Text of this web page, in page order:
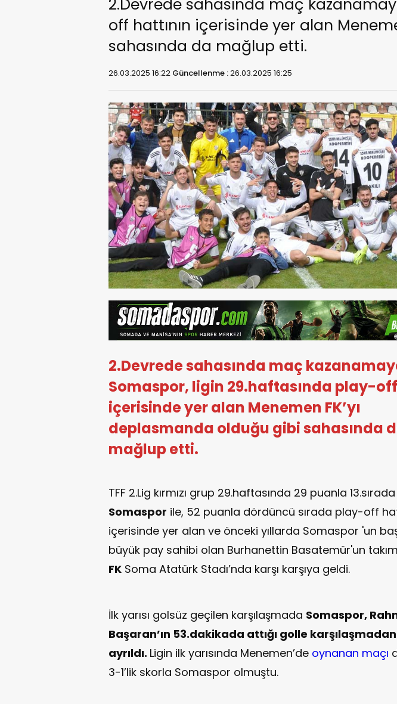
2.Devrede sahasında maç
off hattının içerisinde yer alan
sahasında da mağlup etti.
26.03.2025 16:22 Güncellenme :26.03.2025 16:25
2.Devrede sahasında maç
Somaspor, ligin 29.haftasında play-off
içerisinde yer alan Menemen FK’yı
deplasmanda olduğu gibi sahasında
mağlup etti.
TFF 2.Lig kırmızı grup 29.haftasında 29 puanla
Somaspor ile, 52 puanla dördüncü sırada play-off
içerisinde yer alan ve önceki yıllarda Somaspor 'un
büyük pay sahibi olan Burhanettin Basatemür'un
FK Soma Atatürk Stadı’nda karşı karşıya geldi.
İlk yarısı golsüz geçilen karşılaşmada Somaspor,
Başaran’ın 53.dakikada attığı golle
ayrıldı. Ligin ilk yarısında Menemen’de oynanan maçı
3-1’lik skorla Somaspor olmuştu.